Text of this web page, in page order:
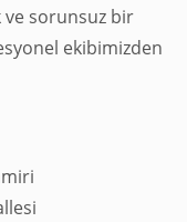
ve sorunsuz bir
ekibimizden